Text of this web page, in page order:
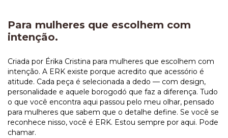
Para mulheres que escolhem com
intenção.
Criada por Érika Cristina para mulheres que escolhem com
intenção. A ERK existe porque acredito que acessório é
atitude. Cada peça é selecionada a dedo — com design,
personalidade e aquele borogodó que faz a diferença. Tudo
o que você encontra aqui passou pelo meu olhar, pensado
para mulheres que sabem que o detalhe define. Se você se
reconhece nisso, você é ERK. Estou sempre por aqui. Pode
chamar.